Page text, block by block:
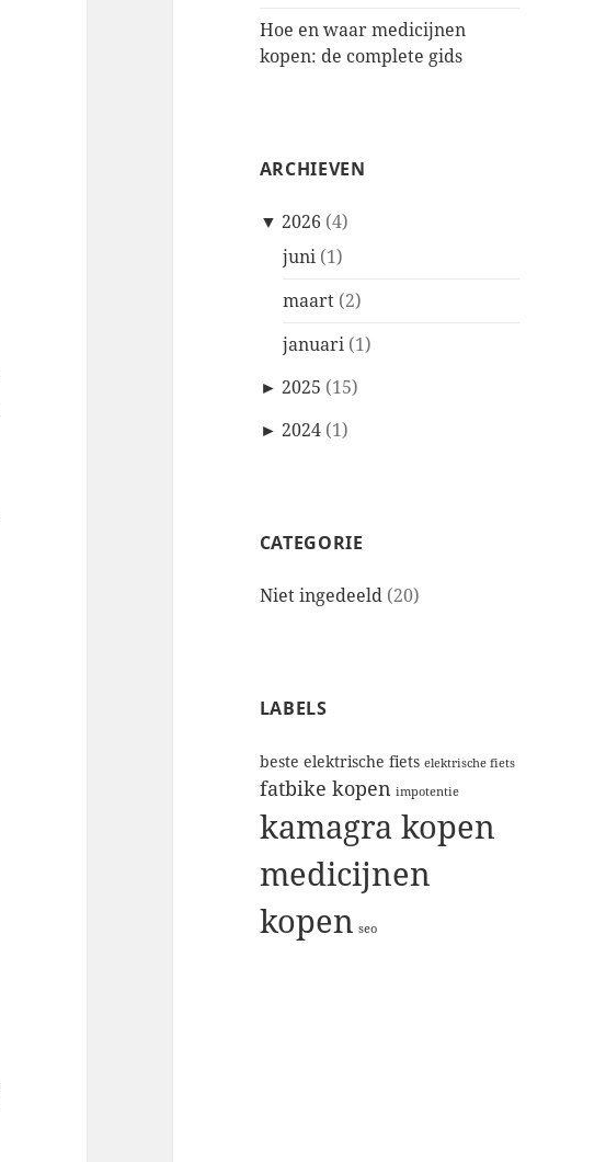
Hoe en waar medicijnen
kopen: de complete gids
ARCHIEVEN
▼ 2026 (4)
juni (1)
maart (2)
januari (1)
► 2025 (15)
► 2024 (1)
CATEGORIE
Niet ingedeeld (20)
LABELS
beste elektrische fiets elektrische fiets
fatbike kopen impotentie
kamagra kopen
medicijnen
kopen seo